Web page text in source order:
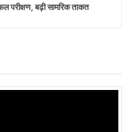
परीक्षण, बढ़ी सामरिक ताकत